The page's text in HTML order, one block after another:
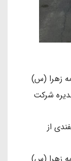
زهرا (س)
شرکت
از